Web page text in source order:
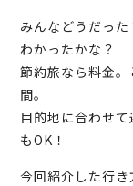
みんなどうだっ
わかったかな？
節約旅なら料金
間。
目的地に合わせ
もOK！
今回紹介した行